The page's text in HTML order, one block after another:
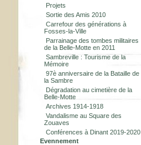
Projets
Sortie des Amis 2010
Carrefour des générations à
Fosses-la-Ville
Parrainage des tombes militaires
de la Belle-Motte en 2011
Sambreville : Tourisme de la
Mémoire
97è anniversaire de la Bataille de
la Sambre
Dégradation au cimetière de la
Belle-Motte
Archives 1914-1918
Vandalisme au Square des
Zouaves
Conférences à Dinant 2019-2020
Evennement